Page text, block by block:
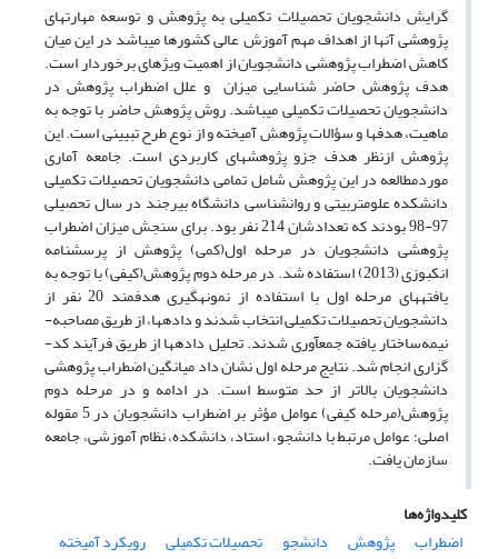
گرایش دانشجویان تحصیلات تکمیلی به پژوهش و توسعه مهارت­های
پژوهشی آن­ها از اهداف مهم آموزش عالی کشورها می­باشد در این میان
کاهش اضطراب پژوهشی دانشجویان از اهمیت ویژه­ای برخوردار است.
هدف پژوهش حاضر شناسایی میزان و علل اضطراب پژوهش در
دانشجویان تحصیلات تکمیلی می­باشد. روش پژوهش حاضر با توجه به
ماهیت، هدف­ها و سؤالات پژوهش آمیخته و از نوع طرح تبیینی است. این
پژوهش ازنظر هدف جزو پژوهش­های کاربردی است. جامعه آماری
موردمطالعه در این پژوهش شامل تمامی دانشجویان تحصیلات تکمیلی
دانشکده علوم­تربیتی و روان­شناسی دانشگاه بیرجند در سال تحصیلی
97-98 بودند که تعدادشان 214 نفر بود. برای سنجش میزان اضطراب
پژوهشی دانشجویان در مرحله اول(کمی) پژوهش از پرسشنامه
انکبوزی (2013) استفاده شد. در مرحله دوم پژوهش(کیفی) با توجه به
یافته­های مرحله اول با استفاده از نمونه­گیری هدفمند 20 نفر از
دانشجویان تحصیلات تکمیلی انتخاب شدند و داده­ها­، از طریق مصاحبه­
نیمه‌ساختار یافته جمع­آوری شدند. تحلیل داده­ها از طریق فرآیند کد­
گزاری انجام شد. نتایج مرحله اول نشان داد میانگین اضطراب پژوهشی
دانشجویان بالاتر از حد متوسط است. در ادامه و در مرحله دوم
پژوهش(مرحله کیفی) عوامل مؤثر بر اضطراب دانشجویان در 5 مقوله
اصلی؛ عوامل مرتبط با دانشجو، استاد، دانشکده، نظام آموزشی، جامعه
سازمان یافت.
کلیدواژه‌ها
اضطراب
پژوهش دانشجو تحصیلات تکمیلی
رویکرد آمیخته